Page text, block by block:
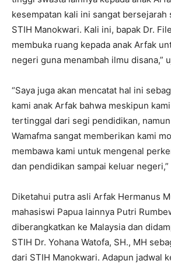
kesempatan kali ini sangat
STIH Manokwari. Kali ini, bapak Dr.
membuka ruang kepada anak Arfak
negeri guna menambah ilmu disana,”
“Saya juga akan mencatat hal ini
kami anak Arfak bahwa meskipun
tertinggal dari segi pendidikan,
Wamafma sangat memberikan kami
membawa kami untuk mengenal
dan pendidikan sampai keluar
Diketahui putra asli Arfak Hermanus
mahasiswi Papua lainnya Putri
diberangkatkan ke Malaysia dan
STIH Dr. Yohana Watofa, SH., MH
dari STIH Manokwari. Adapun jadwal